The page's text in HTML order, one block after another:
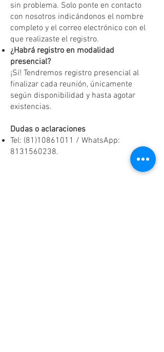
sin problema. Solo ponte en contacto
con nosotros indicándonos el nombre
completo y el correo electrónico con el
que realizaste el registro.
¿Habrá registro en modalidad
presencial?
¡Sí! Tendremos registro presencial al
finalizar cada reunión, únicamente
según disponibilidad y hasta agotar
existencias.
Dudas o aclaraciones
Tel: (81)10861011 / WhatsApp:
8131560238.